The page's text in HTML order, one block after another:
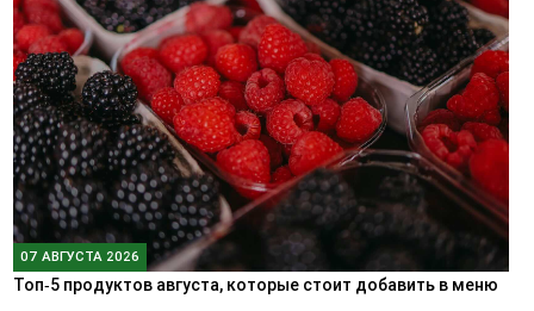
07 АВГУСТА 2026
Топ‑5 продуктов августа, которые стоит добавить в меню